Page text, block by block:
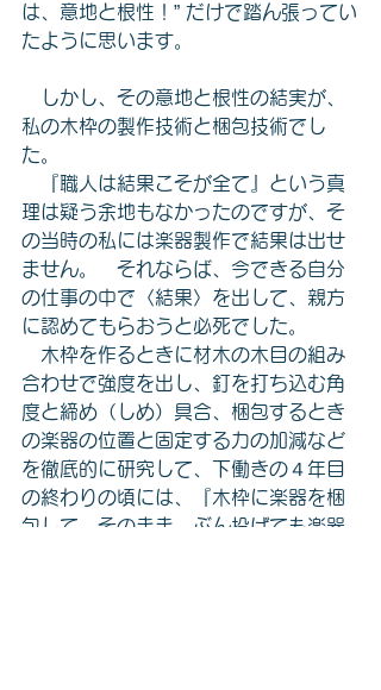
は、意地と根性！” だけで踏ん張ってい
たように思います。
しかし、その意地と根性の結実が、
私の木枠の製作技術と梱包技術でし
た。
『職人は結果こそが全て』という真
理は疑う余地もなかったのですが、そ
の当時の私には楽器製作で結果は出せ
ません。　それならば、今できる自分
の仕事の中で〈結果〉を出して、親方
に認めてもらおうと必死でした。
木枠を作るときに材木の木目の組み
合わせで強度を出し、釘を打ち込む角
度と締め（しめ）具合、梱包するとき
の楽器の位置と固定する力の加減など
を徹底的に研究して、下働きの４年目
の終わりの頃には、『木枠に楽器を梱
包して、そのまま、ぶん投げても楽器